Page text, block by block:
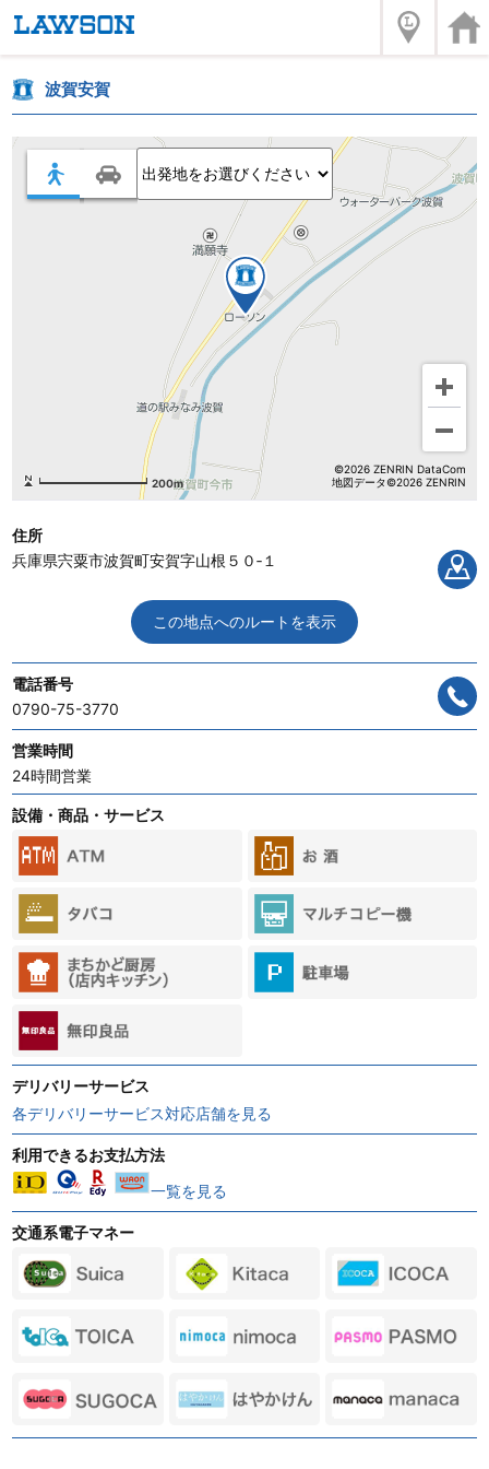
波賀安賀
200m
©2026 ZENRIN DataCom
地図データ©2026 ZENRIN
住所
兵庫県宍粟市波賀町安賀字山根５０‐１
この地点へのルートを表示
電話番号
0790-75-3770
営業時間
24時間営業
設備・商品・サービス
デリバリーサービス
各デリバリーサービス対応店舗を見る
利用できるお支払方法
一覧を見る
交通系電子マネー